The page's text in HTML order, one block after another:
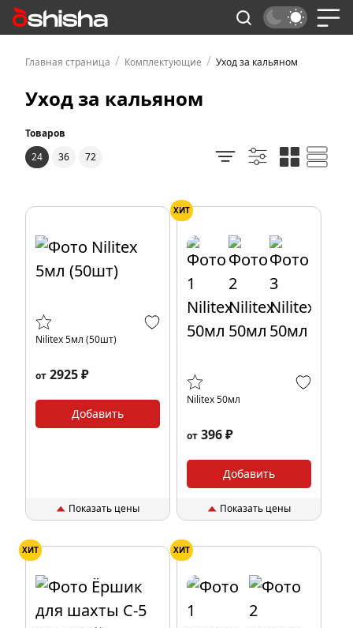
Главная страница / Комплектующие / Уход за кальяном
Уход за кальяном
Товаров
24
36 72
Nilitex 5мл (50шт)
от 2925 ₽
Добавить
Показать цены
ХИТ
Nilitex 50мл
от 396 ₽
Добавить
Показать цены
ХИТ ХИТ